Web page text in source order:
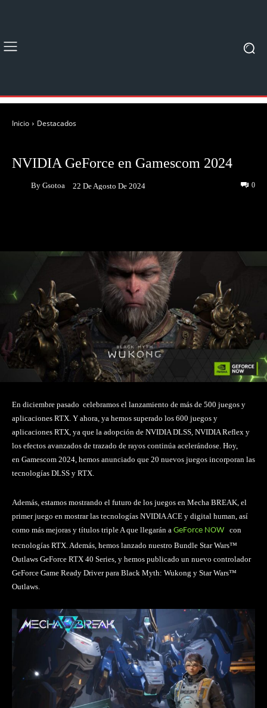
Inicio Destacados
NVIDIA GeForce en Gamescom 2024
By Gsotoa 22 De Agosto De 2024 0
En diciembre pasado celebramos el lanzamiento de más de 500 juegos y
aplicaciones RTX. Y ahora, ya hemos superado los 600 juegos y
aplicaciones RTX, ya que la adopción de NVIDIA DLSS, NVIDIA Reflex y
los efectos avanzados de trazado de rayos continúa acelerándose. Hoy,
en Gamescom 2024, hemos anunciado que 20 nuevos juegos incorporan las
tecnologías DLSS y RTX.
Además, estamos mostrando el futuro de los juegos en Mecha BREAK, el
primer juego en mostrar las tecnologías NVIDIA ACE y digital human, así
como más mejoras y títulos triple A que llegarán a GeForce NOW con
tecnologías RTX. Además, hemos lanzado nuestro Bundle Star Wars™
Outlaws GeForce RTX 40 Series, y hemos publicado un nuevo controlador
GeForce Game Ready Driver para Black Myth: Wukong y Star Wars™
Outlaws.